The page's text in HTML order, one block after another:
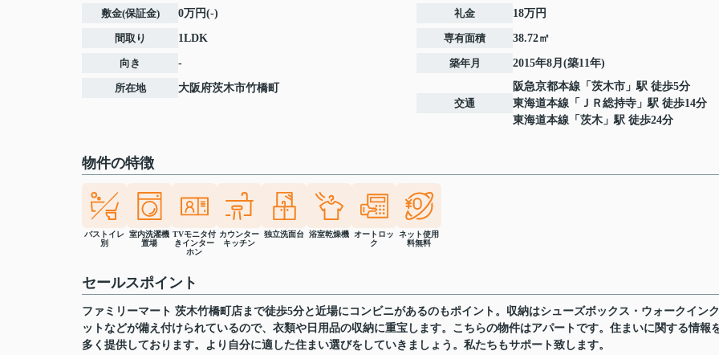
敷金(保証金) 0万円(-)
間取り 1LDK
向き -
所在地 大阪府茨木市竹橋町
礼金 18万円
専有面積 38.72㎡
築年月 2015年8月(築11年)
交通
阪急京都本線 「 茨木市 」駅 徒歩5分
東海道本線 「 ＪＲ総持寺 」駅 徒歩14分
東海道本線 「 茨木 」駅 徒歩24分
物件の特徴
バストイレ
別
室内洗濯機
置場
TVモニタ付
きインター
ホン
カウンター
キッチン
独立洗面台 浴室乾燥機
オートロッ
ク
ネット使用
料無料
セールスポイント
ファミリーマート 茨木竹橋町店まで徒歩5分と近場にコンビニがあるのもポイント。収納はシューズボックス・ウォークイン
ットなどが備え付けられているので、衣類や日用品の収納に重宝します。こちらの物件はアパートです。住まいに関する情報
多く提供しております。より自分に適した住まい選びをしていきましょう。私たちもサポート致します。